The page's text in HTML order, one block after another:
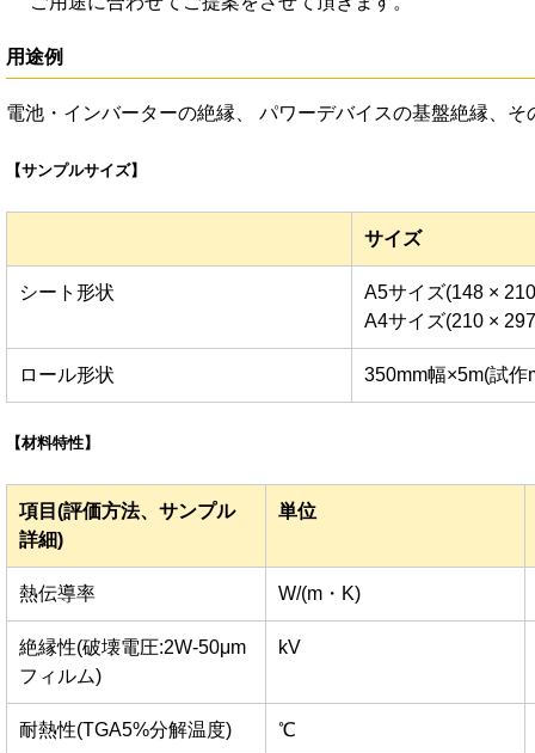
用途例
電池・インバーターの絶縁、 パワーデバイスの基盤絶縁、
【サンプルサイズ】
サイズ
シート形状
A5サイズ(148 ×
A4サイズ(210 ×
ロール形状 350mm幅×5m(試作
【材料特性】
項目(評価方法、サンプル
詳細)
単位
熱伝導率 W/(m・K)
絶縁性(破壊電圧:2W-50μm
フィルム)
kV
耐熱性(TGA5%分解温度) ℃